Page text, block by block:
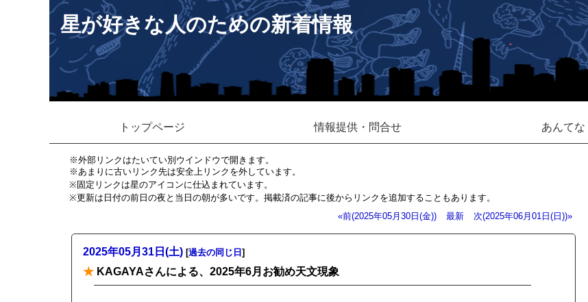
星が好きな人のための新着情報
トップページ 情報提供・問合せ あんてな
※外部リンクはたいてい別ウインドウで開きます。
※あまりに古いリンク先は安全上リンクを外しています。
※固定リンクは星のアイコンに仕込まれています。
※更新は日付の前日の夜と当日の朝が多いです。掲載済の記事に後からリンクを追加することもあります。
«前(2025年05月30日(金))
最新 次(2025年06月01日(日))»
2025年05月31日(土) [過去の同じ日 ]
★ KAGAYAさんによる、2025年6月お勧め天文現象